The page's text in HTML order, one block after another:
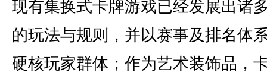
现有集换式卡牌游戏已经发展出诸
的玩法与规则，并以赛事及排名体
硬核玩家群体；作为艺术装饰品，